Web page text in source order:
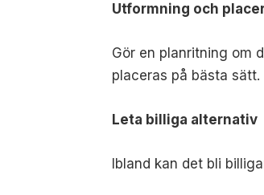
Utformning och
Gör en planritning om
placeras på bästa sätt.
Leta billiga alternativ
Ibland kan det bli